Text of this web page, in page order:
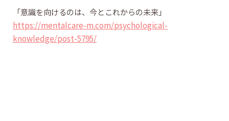
「意識を向けるのは、今とこれからの未来」
https://mentalcare-m.com/psychological-
knowledge/post-5795/